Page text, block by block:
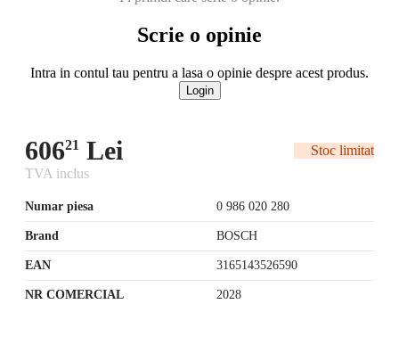
Scrie o opinie
Intra in contul tau pentru a lasa o opinie despre acest produs.
Login
60621 Lei
Stoc limitat
TVA inclus
Numar piesa 0 986 020 280
Brand BOSCH
EAN 3165143526590
NR COMERCIAL 2028